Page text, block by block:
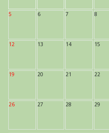
5 6 7 8
12 13 14 15
19 20 21 22
26 27 28 29